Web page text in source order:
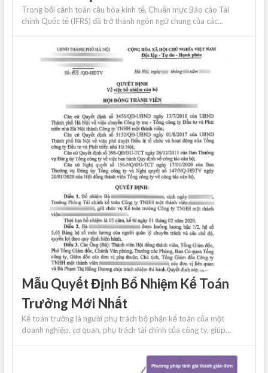
Trong bối cảnh toàn cầu hóa kinh tế, Chuẩn mực Báo cáo Tài
chính Quốc tế (IFRS) đã trở thành ngôn ngữ chung của các...
Mẫu Quyết Định Bổ Nhiệm Kế Toán
Trưởng Mới Nhất
Kế toán trưởng là người phụ trách bộ phận kế toán của một
doanh nghiệp, cơ quan, phụ trách tài chính của công ty, giúp...